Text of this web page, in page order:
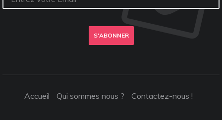
S'ABONNER
Accueil Qui sommes nous ? Contactez-nous !